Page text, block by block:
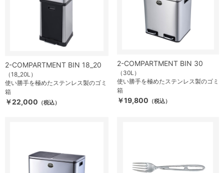
2-COMPARTMENT BIN 18_20
（18_20L）
使い勝手を極めたステンレス製のゴミ
箱
￥22,000 （税込）
2-COMPARTMENT BIN 30
（30L）
使い勝手を極めたステンレス製のゴミ
箱
￥19,800 （税込）